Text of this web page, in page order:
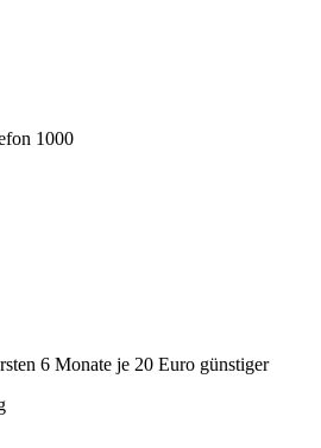
1000
6 Monate je 20 Euro günstiger